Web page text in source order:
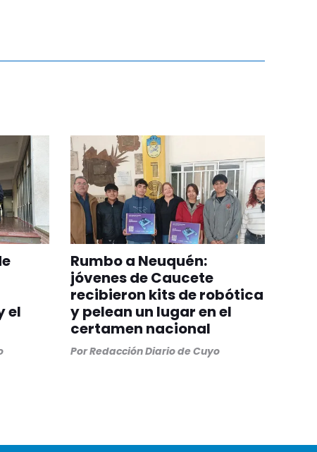
el
Rumbo a Neuquén:
jóvenes de Caucete
recibieron kits de robótica
y pelean un lugar en el
certamen nacional
PorRedacción Diario de Cuyo